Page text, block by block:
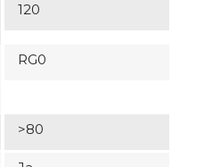
120
RG0
>80